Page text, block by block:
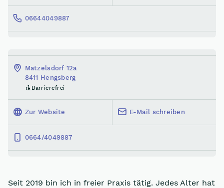
06644049887
Matzelsdorf 12a
8411 Hengsberg
Barrierefrei
Zur Website E-Mail schreiben
0664/4049887
Seit 2019 bin ich in freier Praxis tätig. Jedes Alter hat